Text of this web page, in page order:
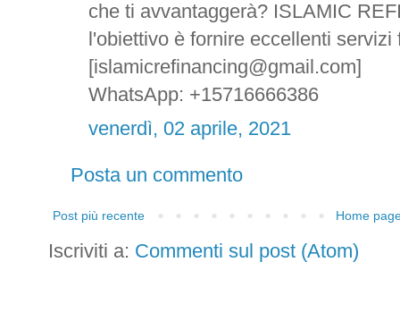
che ti avvantaggerà? ISLAMIC
l'obiettivo è fornire eccellenti
[islamicrefinancing@gmail.com]
WhatsApp: +15716666386
venerdì, 02 aprile, 2021
Posta un commento
Post più recente Home
Iscriviti a: Commenti sul post (Atom)